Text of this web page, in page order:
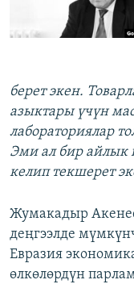
берет экен.
азыктары үчүн
лабораториялар
Эми ал бир айлык
келип текшерет
Жумакадыр
деңгээлде
Евразия
өлкөлөрдүн